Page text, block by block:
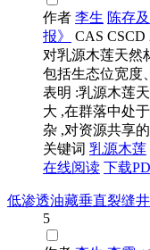
作者 李生 陈存及
报》
CAS CSCD
对乳源木莲天然
包括生态位宽度
表明 :乳源木莲
大 ,在群落中处
杂 ,对资源共享
关键词 乳源木莲
在线阅读 下载
低渗透油藏垂直裂缝
5